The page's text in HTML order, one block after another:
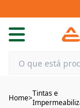
Home>Tintas e